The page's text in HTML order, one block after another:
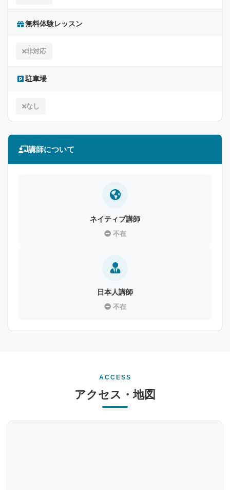
無料体験レッスン
非対応
駐車場
なし
講師について
ネイティブ講師
不在
日本人講師
不在
ACCESS
アクセス・地図